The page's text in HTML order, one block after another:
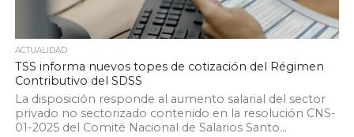
ACTUALIDAD
TSS informa nuevos topes de cotización del Régimen
Contributivo del SDSS
La disposición responde al aumento salarial del sector
privado no sectorizado contenido en la resolución CNS-
01-2025 del Comité Nacional de Salarios Santo...